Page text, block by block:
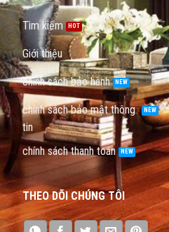
Tìm kiếm
Giới thiệu
chính sách bảo hành
chính sách bảo mật thông
tin
chính sách thanh toán
THEO DÕI CHÚNG TÔI